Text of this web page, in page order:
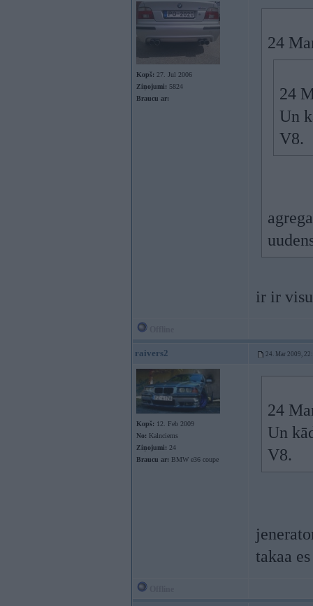
Kopš: 27. Jul 2006
Ziņojumi: 5824
Braucu ar:
24
24
Un
V8.
ir ir
raivers2 24. Mar 2009,
Kopš: 12. Feb 2009
No: Kalnciems
Ziņojumi: 24
Braucu ar: BMW e36 coupe
24
Un
V8.
takaa